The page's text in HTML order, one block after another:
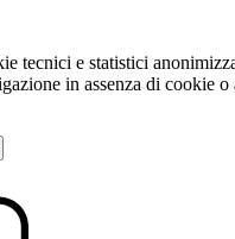
tecnici e statistici
in assenza di cookie